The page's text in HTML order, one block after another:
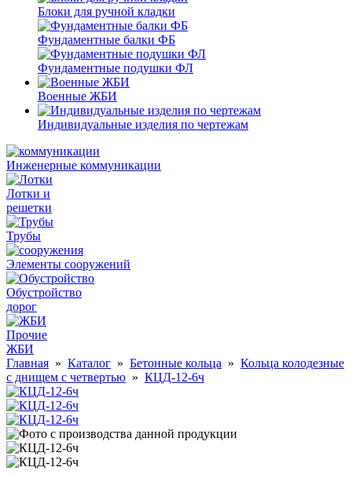
Блоки для ручной кладки
Фундаментные балки ФБ
Фундаментные подушки ФЛ
Военные ЖБИ
Индивидуальные изделия по чертежам
Инженерные коммуникации
Лотки и
решетки
Трубы
Элементы сооружений
Обустройство
дорог
Прочие
ЖБИ
Главная » Каталог » Бетонные кольца » Кольца колодезные
с днищем с четвертью » КЦД-12-6ч